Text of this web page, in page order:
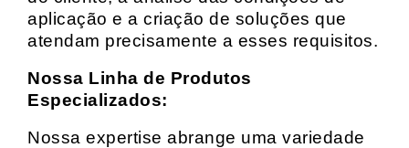
aplicação e a criação de soluções que
atendam precisamente a esses requisitos.
Nossa Linha de Produtos
Especializados:
Nossa expertise abrange uma variedade